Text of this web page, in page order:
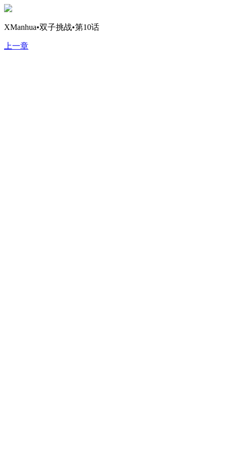
XManhua•双子挑战•第10话
上一章